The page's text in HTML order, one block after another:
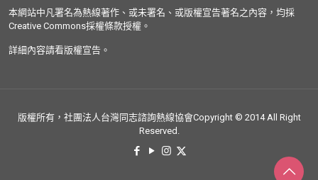
本網站中凡署名為熱線著作、或未署名、或版權宣告著名之內容，均採
Creative Commons採權條款授權。
詳細內容請看版權宣告。
版權所有，社團法人台灣同志諮詢熱線協會Copyright © 2014 All Right
Reserved.